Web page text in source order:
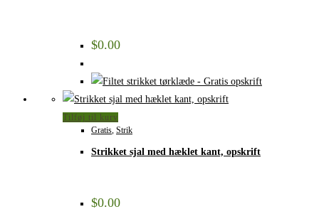
$0.00
Tilføj til kurv
Gratis, Strik
Strikket sjal med hæklet kant, opskrift
$0.00